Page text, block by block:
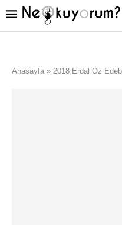
Anasayfa » 2018 Erdal Öz